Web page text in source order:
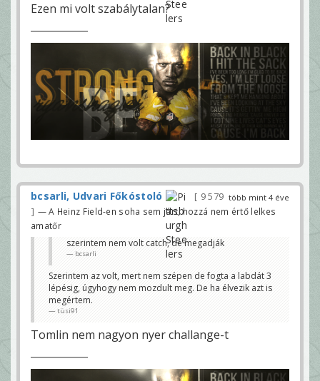
Ezen mi volt szabálytalan?
több mint 4 éve
bcsarli, Udvari Főkóstoló 9 579
— A Heinz Field-en soha sem járt, hozzá nem értő lelkes
amatőr
szerintem nem volt catch, de megadják
bcsarli
Szerintem az volt, mert nem szépen de fogta a labdát 3
lépésig, úgyhogy nem mozdult meg. De ha élvezik azt is
megértem.
tüsi91
Tomlin nem nagyon nyer challange-t